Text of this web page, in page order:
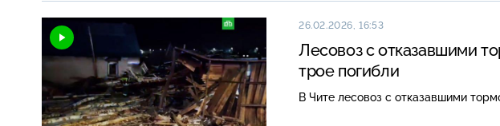
26.02.2026, 16:53
Лесовоз с отказавшими
трое погибли
В Чите лесовоз с отказавшими